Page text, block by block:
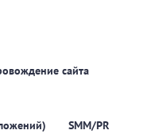
сайта
SMM/PR